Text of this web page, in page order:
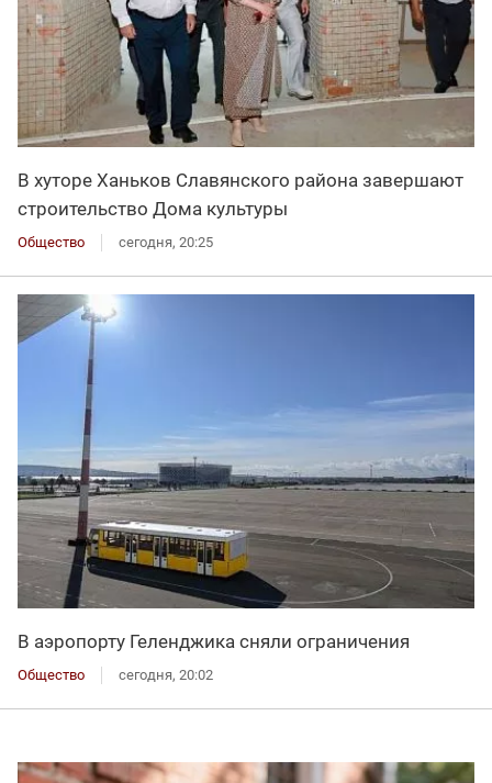
В хуторе Ханьков Славянского района завершают
строительство Дома культуры
Общество сегодня, 20:25
В аэропорту Геленджика сняли ограничения
Общество сегодня, 20:02